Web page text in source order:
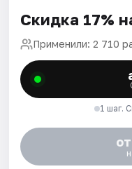
Скидка 17%
Применили: 2 710
1 шаг.